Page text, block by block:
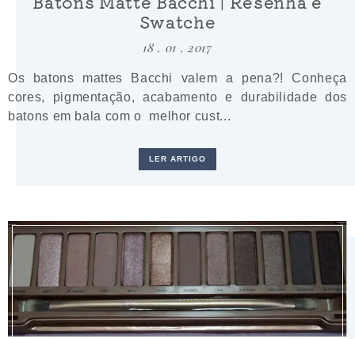
Swatche
18 . 01 . 2017
Os batons mattes Bacchi valem a pena?! Conheça
cores, pigmentação, acabamento e durabilidade dos
batons em bala com o melhor cust...
LER ARTIGO